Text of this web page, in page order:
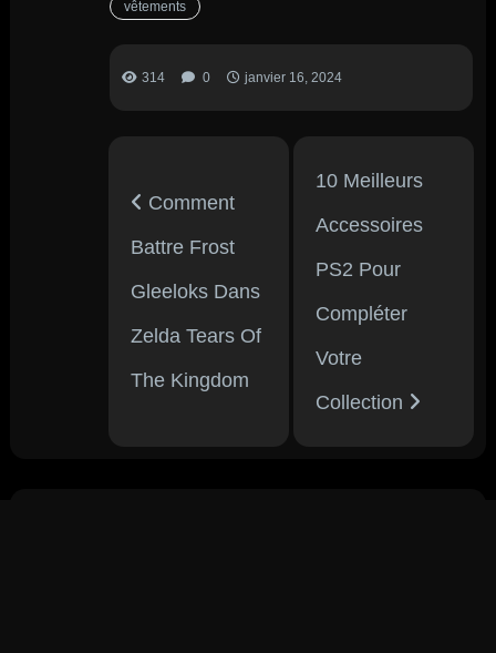
vêtements
314 0 janvier 16, 2024
Comment
Battre Frost
Gleeloks Dans
Zelda Tears Of
The Kingdom
10 Meilleurs
Accessoires
PS2 Pour
Compléter
Votre
Collection